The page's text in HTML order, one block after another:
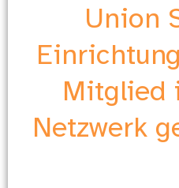
Union
Mitglied
Netzwerk